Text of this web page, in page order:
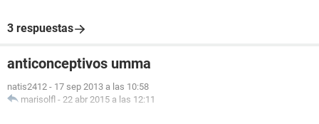
3 respuestas
anticonceptivos umma
natis2412 - 17 sep 2013 a las 10:58
marisolfl - 22 abr 2015 a las 12:11